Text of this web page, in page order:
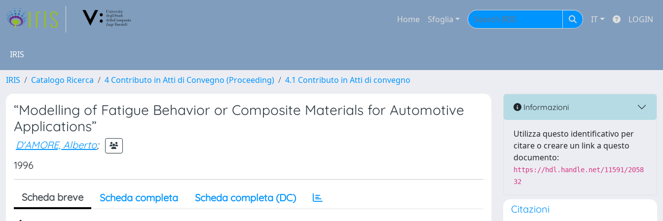
Home Sfoglia IT LOGIN
IRIS
IRIS Catalogo Ricerca 4 Contributo in Atti di Convegno (Proceeding) 4.1 Contributo in Atti di convegno
“Modelling of Fatigue Behavior or Composite Materials for Automotive
Applications”
D'AMORE, Alberto;
1996
Scheda breve Scheda completa Scheda completa (DC)
Informazioni
Utilizza questo identificativo per
citare o creare un link a questo
documento:
https://hdl.handle.net/11591/2058
32
Citazioni